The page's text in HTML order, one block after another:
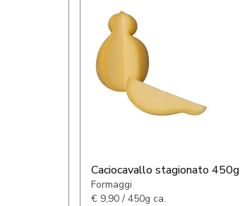
Caciocavallo stagionato 450g
Formaggi
€ 9,90 / 450g ca.